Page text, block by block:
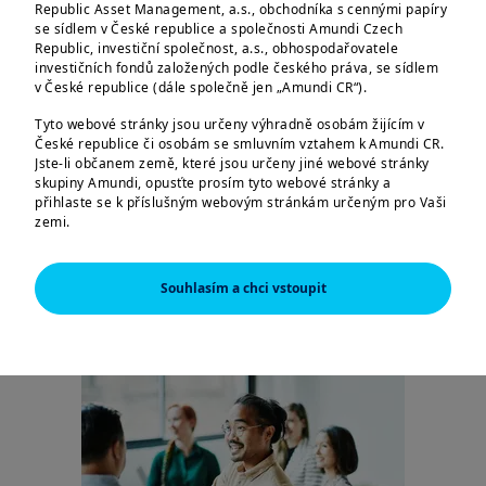
Republic Asset Management, a.s., obchodníka s cennými papíry
se sídlem v České republice a společnosti Amundi Czech
Republic, investiční společnost, a.s., obhospodařovatele
investičních fondů založených podle českého práva, se sídlem
v České republice (dále společně jen „Amundi CR“).
Tyto webové stránky jsou určeny výhradně osobám žijícím v
České republice či osobám se smluvním vztahem k Amundi CR.
Jste-li občanem země, které jsou určeny jiné webové stránky
skupiny Amundi, opusťte prosím tyto webové stránky a
přihlaste se k příslušným webovým stránkám určeným pro Vaši
zemi.
Tyto webové stránky jsou určeny výhradně k poskytování
informací o společnostech Amundi CR a skupině Amundi a o
produktech schválených pro trh v České republice. Informace o
produktech jsou poskytovány pouze v obecné rovině, nebyl
může být vyhodnocen až na základě informací, které o sobě
poskytnete distributorovi daného produktu.
Informace zde uvedené nemusí být úplné, mohou se postupem
času měnit a Amundi CR je může bez upozornění kdykoliv
aktualizovat.
Souhlasím a chci vstoupit
jakémkoliv věku
10/05/2024 | Jak Investovat
Měl bych své peníze